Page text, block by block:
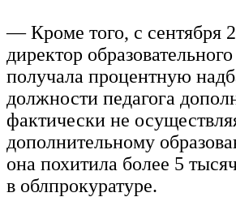
— Кроме того, с сентября
директор
получала процентную
должности педагога
фактически не
дополнительному
она похитила более 5
в облпрокуратуре.